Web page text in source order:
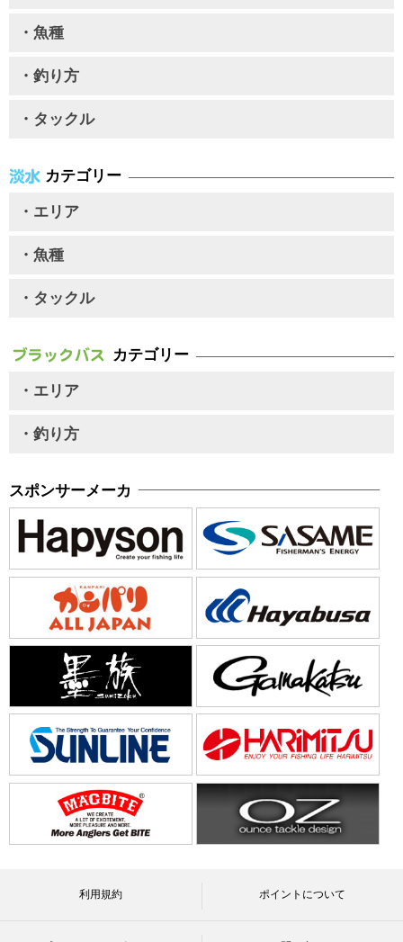
・魚種
・釣り方
・タックル
カテゴリー
・エリア
・魚種
・タックル
カテゴリー
・エリア
・釣り方
スポンサーメーカ
利用規約 ポイントについて